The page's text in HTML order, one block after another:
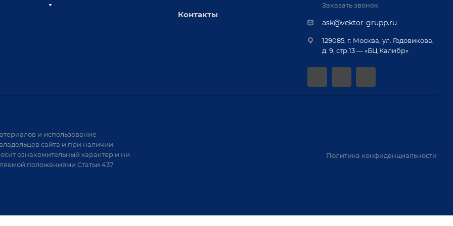
Монтаж
возможности автоматизации
Контакты
Заказать звонок
ask@vektor-grupp.ru
129085, г. Москва, ул. Годовикова,
д. 9, стр.13 — «БЦ Калибр»
и использование
сайта и при наличии
ознакомительный характер и ни
положениями Статьи 437
Политика конфиденциальности